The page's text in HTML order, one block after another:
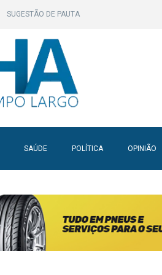
SUGESTÃO DE PAUTA
SAÚDE POLÍTICA OPINIÃO